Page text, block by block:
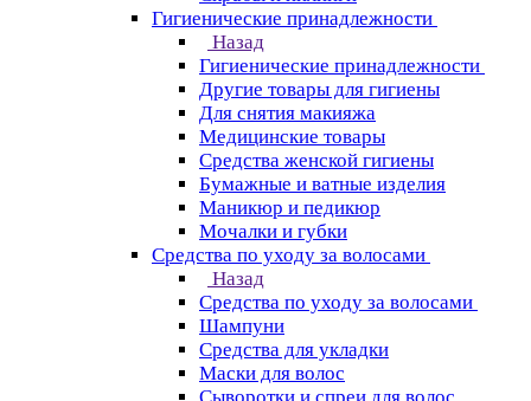
Гигиенические принадлежности
Назад
Гигиенические принадлежности
Другие товары для гигиены
Для снятия макияжа
Медицинские товары
Средства женской гигиены
Бумажные и ватные изделия
Маникюр и педикюр
Мочалки и губки
Средства по уходу за волосами
Назад
Средства по уходу за волосами
Шампуни
Средства для укладки
Маски для волос